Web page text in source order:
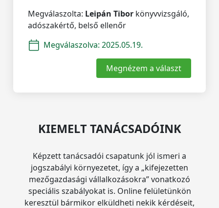
Megválaszolta: Leipán Tibor könyvvizsgáló,
adószakértő, belső ellenőr
Megválaszolva: 2025.05.19.
Megnézem a választ
KIEMELT TANÁCSADÓINK
Képzett tanácsadói csapatunk jól ismeri a
jogszabályi környezetet, így a „kifejezetten
mezőgazdasági vállalkozásokra” vonatkozó
speciális szabályokat is. Online felületünkön
keresztül bármikor elküldheti nekik kérdéseit,